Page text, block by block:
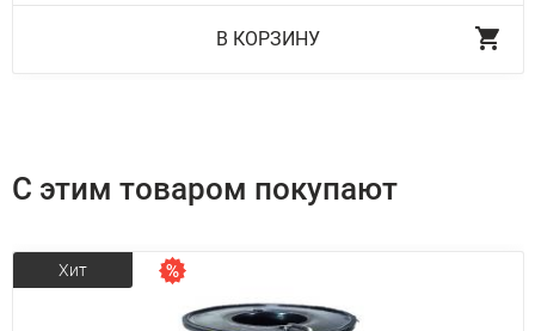
В КОРЗИНУ
С этим товаром покупают
Хит